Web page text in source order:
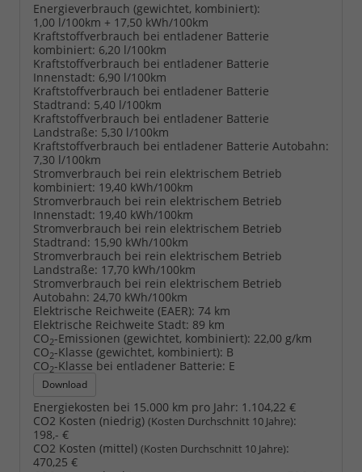
Energieverbrauch (gewichtet, kombiniert):
1,00 l/100km + 17,50 kWh/100km
Kraftstoffverbrauch bei entladener Batterie
kombiniert: 6,20 l/100km
Kraftstoffverbrauch bei entladener Batterie
Innenstadt: 6,90 l/100km
Kraftstoffverbrauch bei entladener Batterie
Stadtrand: 5,40 l/100km
Kraftstoffverbrauch bei entladener Batterie
Landstraße: 5,30 l/100km
Kraftstoffverbrauch bei entladener Batterie Autobahn:
7,30 l/100km
Stromverbrauch bei rein elektrischem Betrieb
kombiniert: 19,40 kWh/100km
Stromverbrauch bei rein elektrischem Betrieb
Innenstadt: 19,40 kWh/100km
Stromverbrauch bei rein elektrischem Betrieb
Stadtrand: 15,90 kWh/100km
Stromverbrauch bei rein elektrischem Betrieb
Landstraße: 17,70 kWh/100km
Stromverbrauch bei rein elektrischem Betrieb
Autobahn: 24,70 kWh/100km
Elektrische Reichweite (EAER): 74 km
Elektrische Reichweite Stadt: 89 km
CO2-Emissionen (gewichtet, kombiniert): 22,00 g/km
CO2-Klasse (gewichtet, kombiniert): B
CO2-Klasse bei entladener Batterie: E
Download
Energiekosten bei 15.000 km pro Jahr: 1.104,22 €
CO2 Kosten (niedrig) (Kosten Durchschnitt 10 Jahre):
198,- €
CO2 Kosten (mittel) (Kosten Durchschnitt 10 Jahre):
470,25 €